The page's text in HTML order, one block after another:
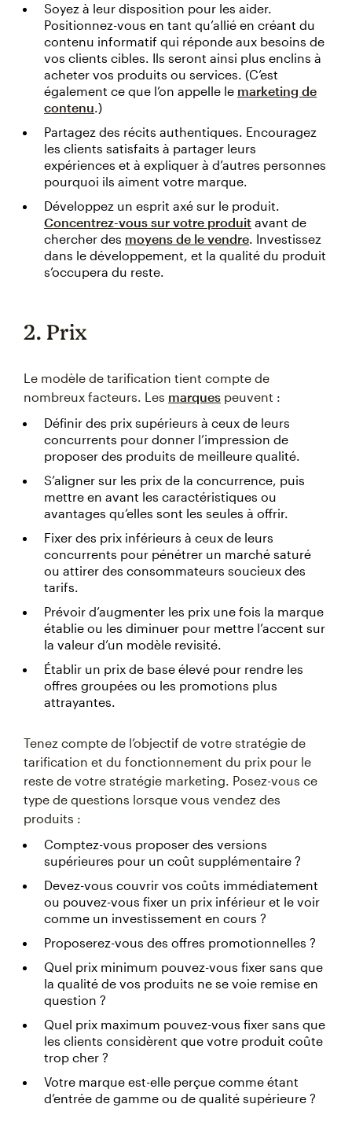
Soyez à leur disposition pour les aider.
Positionnez-vous en tant qu’allié en créant du
contenu informatif qui réponde aux besoins de
vos clients cibles. Ils seront ainsi plus enclins à
acheter vos produits ou services. (C’est
également ce que l’on appelle le marketing de
contenu.)
Partagez des récits authentiques. Encouragez
les clients satisfaits à partager leurs
expériences et à expliquer à d’autres personnes
pourquoi ils aiment votre marque.
Développez un esprit axé sur le produit.
Concentrez-vous sur votre produit avant de
chercher des moyens de le vendre. Investissez
dans le développement, et la qualité du produit
s’occupera du reste.
2. Prix
Le modèle de tarification tient compte de
nombreux facteurs. Les marques peuvent :
Définir des prix supérieurs à ceux de leurs
concurrents pour donner l’impression de
proposer des produits de meilleure qualité.
S’aligner sur les prix de la concurrence, puis
mettre en avant les caractéristiques ou
avantages qu’elles sont les seules à offrir.
Fixer des prix inférieurs à ceux de leurs
concurrents pour pénétrer un marché saturé
ou attirer des consommateurs soucieux des
tarifs.
Prévoir d’augmenter les prix une fois la marque
établie ou les diminuer pour mettre l’accent sur
la valeur d’un modèle revisité.
Établir un prix de base élevé pour rendre les
offres groupées ou les promotions plus
attrayantes.
Tenez compte de l’objectif de votre stratégie de
tarification et du fonctionnement du prix pour le
reste de votre stratégie marketing. Posez-vous ce
type de questions lorsque vous vendez des
produits :
Comptez-vous proposer des versions
supérieures pour un coût supplémentaire ?
Devez-vous couvrir vos coûts immédiatement
ou pouvez-vous fixer un prix inférieur et le voir
comme un investissement en cours ?
Proposerez-vous des offres promotionnelles ?
Quel prix minimum pouvez-vous fixer sans que
la qualité de vos produits ne se voie remise en
question ?
Quel prix maximum pouvez-vous fixer sans que
les clients considèrent que votre produit coûte
trop cher ?
Votre marque est-elle perçue comme étant
d’entrée de gamme ou de qualité supérieure ?